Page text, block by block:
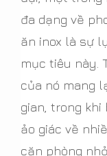
đa dạng về
ăn inox là sự
mục tiêu này.
của nó mang
gian, trong
ảo giác về
căn phòng